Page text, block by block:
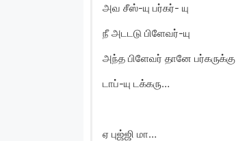
அவ சீஸ்-யு பர்கர்- யு
நீ அடடடு பிளேவர்-யு
அந்த பிளேவர் தானே பர்கருக்கு
டாப்-யு டக்கரு…
ஏ புஜ்ஜி மா…